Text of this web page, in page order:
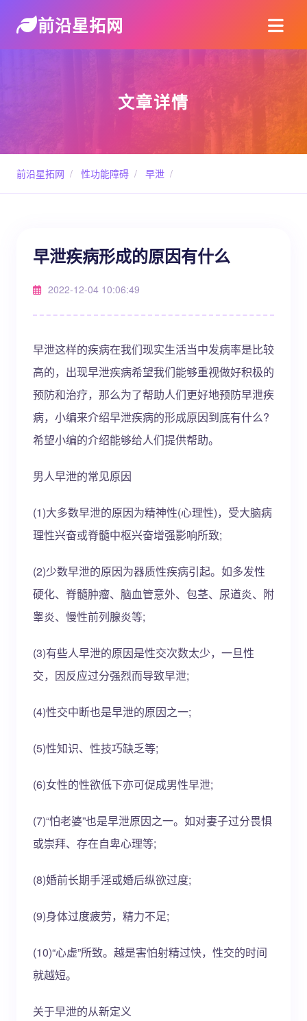
前沿星拓网
文章详情
前沿星拓网 / 性功能障碍 / 早泄 /
早泄疾病形成的原因有什么
2022-12-04 10:06:49
早泄这样的疾病在我们现实生活当中发病率是比较
高的，出现早泄疾病希望我们能够重视做好积极的
预防和治疗，那么为了帮助人们更好地预防早泄疾
病，小编来介绍早泄疾病的形成原因到底有什么?
希望小编的介绍能够给人们提供帮助。
男人早泄的常见原因
(1)大多数早泄的原因为精神性(心理性)，受大脑病
理性兴奋或脊髓中枢兴奋增强影响所致;
(2)少数早泄的原因为器质性疾病引起。如多发性
硬化、脊髓肿瘤、脑血管意外、包茎、尿道炎、附
睾炎、慢性前列腺炎等;
(3)有些人早泄的原因是性交次数太少，一旦性
交，因反应过分强烈而导致早泄;
(4)性交中断也是早泄的原因之一;
(5)性知识、性技巧缺乏等;
(6)女性的性欲低下亦可促成男性早泄;
(7)“怕老婆”也是早泄原因之一。如对妻子过分畏惧
或崇拜、存在自卑心理等;
(8)婚前长期手淫或婚后纵欲过度;
(9)身体过度疲劳，精力不足;
(10)“心虚”所致。越是害怕射精过快，性交的时间
就越短。
关于早泄的从新定义